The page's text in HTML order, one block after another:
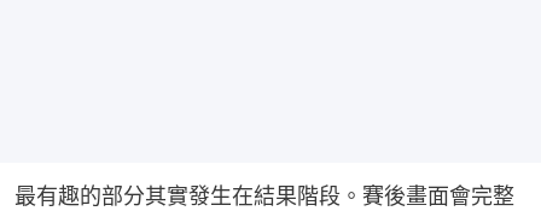
最有趣的部分其實發生在結果階段。賽後畫面會完整